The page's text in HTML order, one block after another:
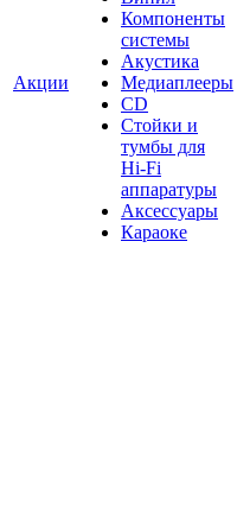
Акции
Компоненты
системы
Акустика
Медиаплееры
CD
Стойки и
тумбы для
Hi-Fi
аппаратуры
Аксессуары
Караоке